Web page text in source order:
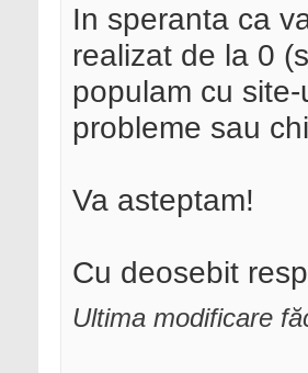
In speranta ca
realizat de la 0
populam cu
probleme sau
Va asteptam!
Cu deosebit
Ultima modificare